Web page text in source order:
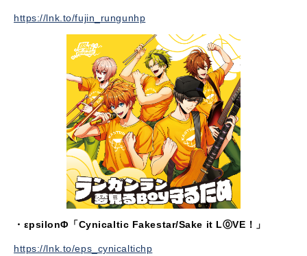
https://lnk.to/fujin_rungunhp
・εpsilonΦ「Cynicaltic Fakestar/Sake it L⓪VE！」
https://lnk.to/eps_cynicaltichp